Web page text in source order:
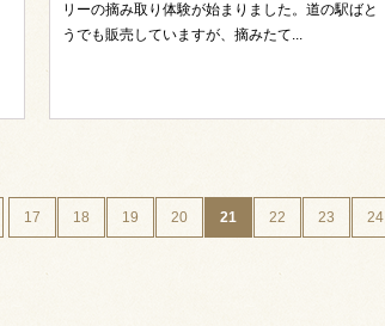
リーの摘み取り体験が始まりました。道の駅ばと
うでも販売していますが、摘みたて...
17 18 19 20 21 22 23 24